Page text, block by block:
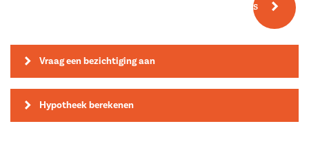
Meer fotos
Vraag een bezichtiging aan
Hypotheek berekenen